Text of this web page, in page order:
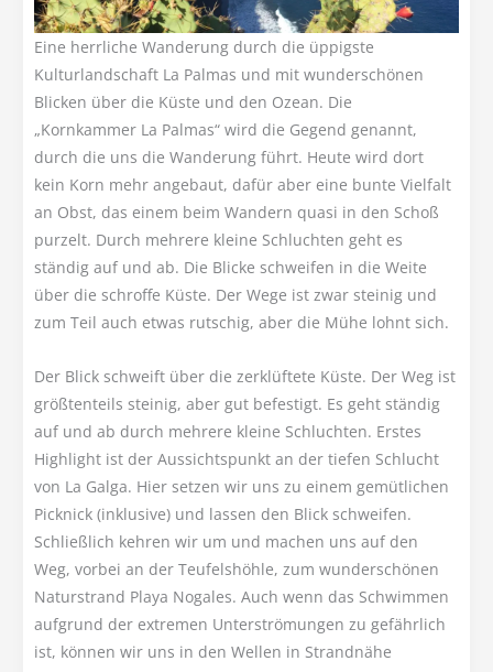
Eine herrliche Wanderung durch die üppigste
Kulturlandschaft La Palmas und mit wunderschönen
Blicken über die Küste und den Ozean. Die
„Kornkammer La Palmas“ wird die Gegend genannt,
durch die uns die Wanderung führt. Heute wird dort
kein Korn mehr angebaut, dafür aber eine bunte Vielfalt
an Obst, das einem beim Wandern quasi in den Schoß
purzelt. Durch mehrere kleine Schluchten geht es
ständig auf und ab. Die Blicke schweifen in die Weite
über die schroffe Küste. Der Wege ist zwar steinig und
zum Teil auch etwas rutschig, aber die Mühe lohnt sich.
Der Blick schweift über die zerklüftete Küste. Der Weg ist
größtenteils steinig, aber gut befestigt. Es geht ständig
auf und ab durch mehrere kleine Schluchten. Erstes
Highlight ist der Aussichtspunkt an der tiefen Schlucht
von La Galga. Hier setzen wir uns zu einem gemütlichen
Picknick (inklusive) und lassen den Blick schweifen.
Schließlich kehren wir um und machen uns auf den
Weg, vorbei an der Teufelshöhle, zum wunderschönen
Naturstrand Playa Nogales. Auch wenn das Schwimmen
aufgrund der extremen Unterströmungen zu gefährlich
ist, können wir uns in den Wellen in Strandnähe